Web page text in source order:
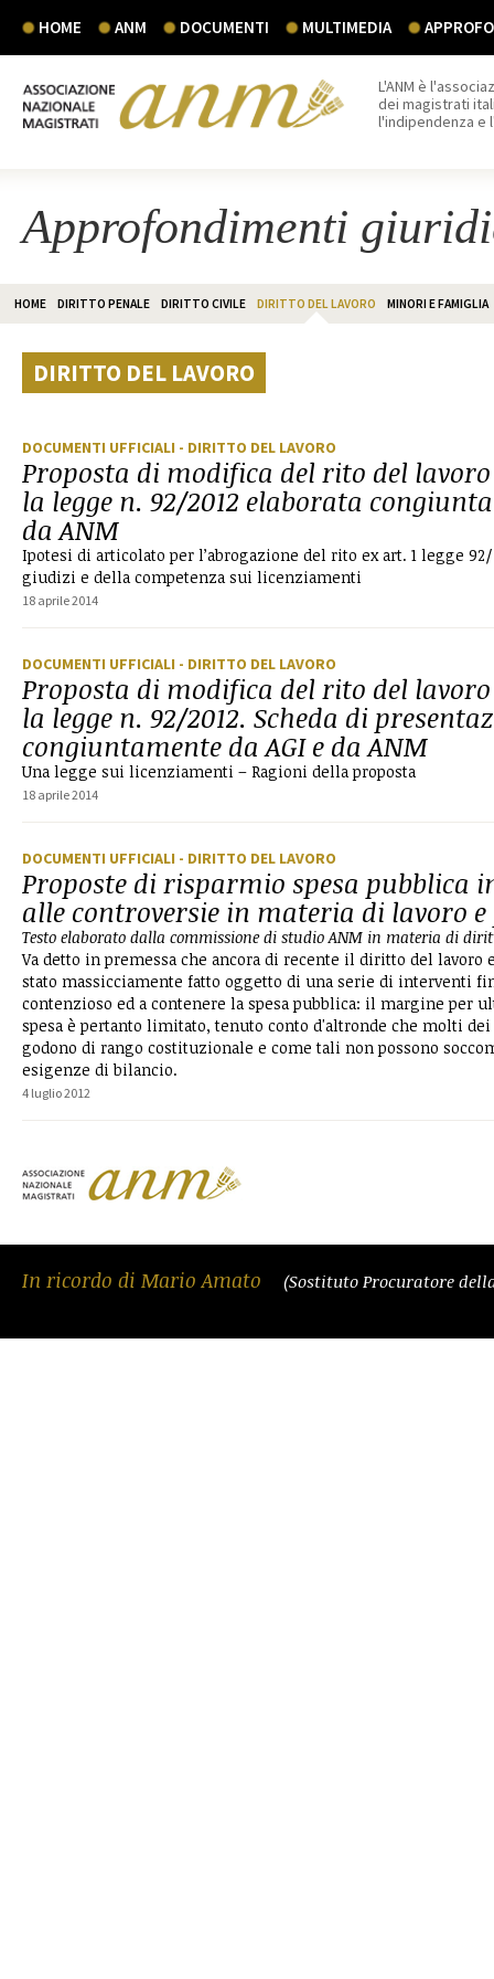
HOME ANM DOCUMENTI MULTIMEDIA
L'ANM è
dei magistrati
l'indipendenza e
Approfondimenti
HOME DIRITTO PENALE DIRITTO CIVILE DIRITTO DEL LAVORO MINORI E FAMIGLIA
DIRITTO DEL LAVORO
DOCUMENTI UFFICIALI - DIRITTO DEL LAVORO
Proposta di modifica del rito del
la legge n. 92/2012 elaborata
da ANM
Ipotesi di articolato per l’abrogazione del rito ex art. 1 legge
giudizi e della competenza sui licenziamenti
18 aprile 2014
DOCUMENTI UFFICIALI - DIRITTO DEL LAVORO
Proposta di modifica del rito del
la legge n. 92/2012. Scheda di
congiuntamente da AGI e da ANM
Una legge sui licenziamenti – Ragioni della proposta
18 aprile 2014
DOCUMENTI UFFICIALI - DIRITTO DEL LAVORO
Proposte di risparmio spesa pubblica
alle controversie in materia di lavoro e
Testo elaborato dalla commissione di studio ANM in materia di
Va detto in premessa che ancora di recente il diritto del lavoro
stato massicciamente fatto oggetto di una serie di interventi
contenzioso ed a contenere la spesa pubblica: il margine per
spesa è pertanto limitato, tenuto conto d'altronde che molti
godono di rango costituzionale e come tali non possono
esigenze di bilancio.
4 luglio 2012
In ricordo di Mario Amato (Sostituto Procuratore